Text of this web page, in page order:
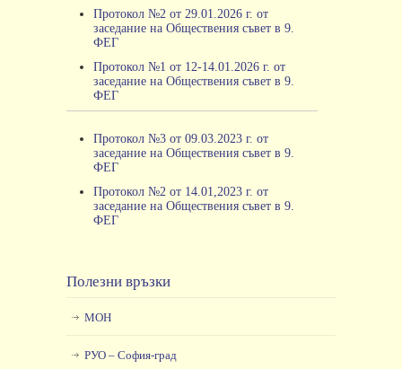
Протокол №2 от 29.01.2026 г. от
заседание на Обществения съвет в 9.
ФЕГ
Протокол №1 от 12-14.01.2026 г. от
заседание на Обществения съвет в 9.
ФЕГ
Протокол №3 от 09.03.2023 г. от
заседание на Обществения съвет в 9.
ФЕГ
Протокол №2 от 14.01,2023 г. от
заседание на Обществения съвет в 9.
ФЕГ
Полезни връзки
МОН
РУО – София-град